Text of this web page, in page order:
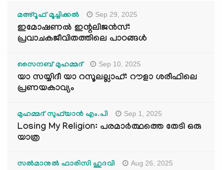
മഅ്റൂഫ് മൂച്ചിക്കല്‍ Sep 29, 2025
ഇമോഷണൽ ഇന്റലിജൻസ്:
പ്രവാചകജീവിതത്തിലെ പാഠങ്ങൾ
സൈനബ് മുഹമ്മദ് Sep 10, 2025
യാ സയ്യിദീ യാ റസൂലല്ലാഹ്: റൗളാ ശരീഫിലെ
പ്രണയകാവ്യം
മുഹമ്മദ് സുഫ്‌യാൻ എം.പി Sep 1, 2025
Losing My Religion: പരമാർത്ഥത്തെ തേടി ഒരു
യാത്ര
സൽമാനുൽ ഫാരിസി ഹുദവി Aug 26, 2025